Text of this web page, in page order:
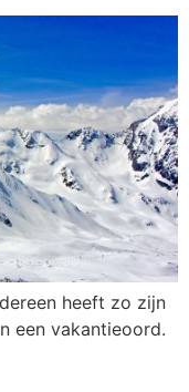
heeft zo zijn
een vakantieoord.